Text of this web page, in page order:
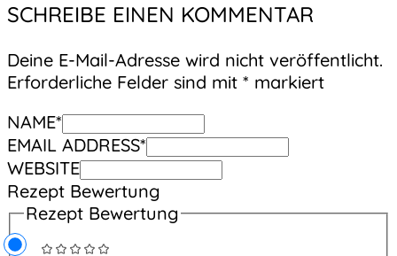
SCHREIBE EINEN KOMMENTAR
Deine E-Mail-Adresse wird nicht veröffentlicht.
Erforderliche Felder sind mit * markiert
NAME*
EMAIL ADDRESS*
WEBSITE
Rezept Bewertung
Rezept Bewertung